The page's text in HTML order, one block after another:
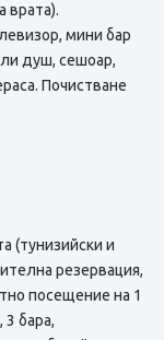
врата).
мини бар
душ, сешоар,
Почистване
(тунизийски и
резервация,
посещение на 1
бара,